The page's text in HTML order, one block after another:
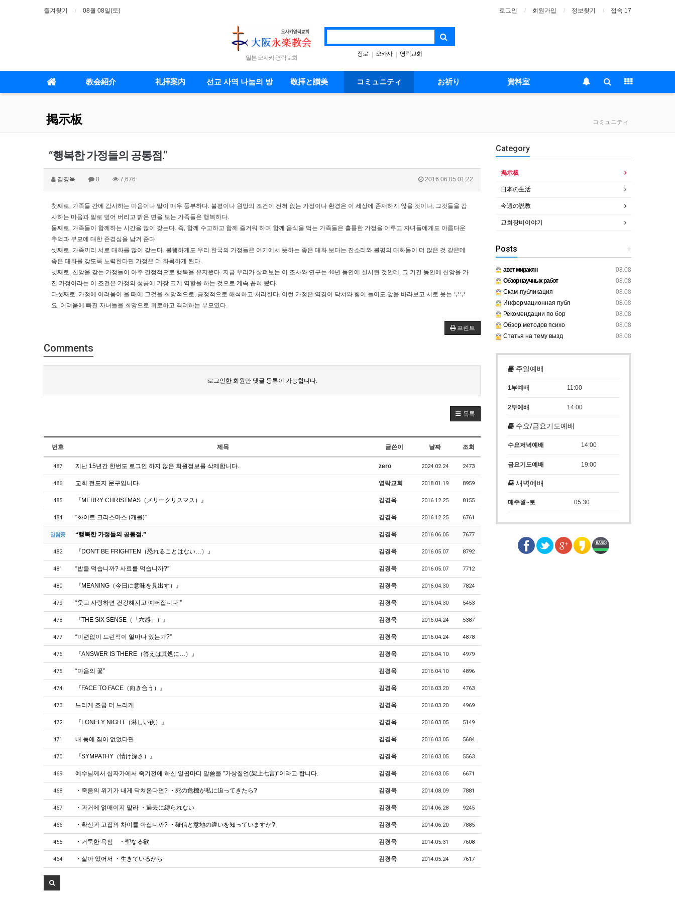
즐겨찾기 08월 08일(토) 로그인 회원가입 정보찾기 접속 17
일본 오사카 영락교회
장로 | 오카사 | 영락교회
教会紹介 礼拝案内 선교 사역 나눔의 방 敬拝と讃美 コミュニティ お祈り 資料室
掲示板 コミュニティ
“행복한 가정들의 공통점.”
김경욱 0 7,676 2016.06.05 01:22
첫째로, 가족들 간에 감사하는 마음이나 말이 매우 풍부하다. 불평이나 원망의 조건이 전혀 없는 가정이나 환경은 이 세상에 존재하지 않을 것이나, 그것들을 감
사하는 마음과 말로 덮어 버리고 밝은 면을 보는 가족들은 행복하다.
둘째로, 가족들이 함께하는 시간을 많이 갖는다. 즉, 함께 수고하고 함께 즐거워 하며 함께 음식을 먹는 가족들은 훌륭한 가정을 이루고 자녀들에게도 아름다운
추억과 부모에 대한 존경심을 남겨 준다
셋째로, 가족끼리 서로 대화를 많이 갖는다. 불행하게도 우리 한국의 가정들은 여기에서 뜻하는 좋은 대화 보다는 잔소리와 불평의 대화들이 더 많은 것 같은데
좋은 대화를 갖도록 노력한다면 가정은 더 화목하게 된다.
넷째로, 신앙을 갖는 가정들이 아주 결정적으로 행복을 유지했다. 지금 우리가 살펴보는 이 조사와 연구는 40년 동안에 실시된 것인데 , 그 기간 동안에 신앙을 가
진 가정이라는 이 조건은 가정의 성공에 가장 크게 역할을 하는 것으로 계속 꼽혀 왔다.
다섯째로, 가정에 어려움이 올 때에 그것을 희망적으로, 긍정적으로 해석하고 처리한다. 이런 가정은 역경이 닥쳐와 힘이 들어도 앞을 바라보고 서로 웃는 부부
요, 어려움에 빠진 자녀들을 희망으로 위로하고 격려하는 부모였다.
프린트
Comments
로그인한 회원만 댓글 등록이 가능합니다.
목록
번호 제목 글쓴이 날짜 조회
487 지난 15년간 한번도 로그인 하지 않은 회원정보를 삭제합니다. zero 2024.02.24 2473
486 교회 전도지 문구입니다. 영락교회 2018.01.19 8959
485 『MERRY CHRISTMAS（メリークリスマス）』 김경욱 2016.12.25 8155
484 “화이트 크리스마스 (캐롤)” 김경욱 2016.12.25 6761
열람중 “행복한 가정들의 공통점.” 김경욱 2016.06.05 7677
482 『DON'T BE FRIGHTEN（恐れることはない…）』 김경욱 2016.05.07 8792
481 “밥을 먹습니까? 사료를 먹습니까?” 김경욱 2016.05.07 7712
480 『MEANING（今日に意味を見出す）』 김경욱 2016.04.30 7824
479 “웃고 사랑하면 건강해지고 예뻐집니다 ” 김경욱 2016.04.30 5453
478 『THE SIX SENSE（「六感」）』 김경욱 2016.04.24 5387
477 “미련없이 드린적이 얼마나 있는가?” 김경욱 2016.04.24 4878
476 『ANSWER IS THERE（答えは其処に…）』 김경욱 2016.04.10 4979
475 “마음의 꽃” 김경욱 2016.04.10 4896
474 『FACE TO FACE（向き合う）』 김경욱 2016.03.20 4763
473 느리게 조금 더 느리게 김경욱 2016.03.20 4969
472 『LONELY NIGHT（淋しい夜）』 김경욱 2016.03.05 5149
471 내 등에 짐이 없었다면 김경욱 2016.03.05 5684
470 『SYMPATHY（情け深さ）』 김경욱 2016.03.05 5563
469 예수님께서 십자가에서 죽기전에 하신 일곱마디 말씀을 "가상칠언(架上七言)"이라고 합니다. 김경욱 2016.03.05 6671
468 ・죽음의 위기가 내게 닥쳐온다면? ・死の危機が私に迫ってきたら? 김경욱 2014.08.09 7881
467 ・과거에 얽매이지 말라 ・過去に縛られない 김경욱 2014.06.28 9245
466 ・확신과 고집의 차이를 아십니까? ・確信と意地の違いを知っていますか? 김경욱 2014.06.20 7885
465 ・거룩한 욕심 ・聖なる欲 김경욱 2014.05.31 7608
464 ・살아 있어서 ・生きているから 김경욱 2014.05.24 7617
Category
掲示板
日本の生活
今週の説教
교회장비이야기
+
Posts
08.08
авет миракян
08.08
Обзор научных работ
08.08
Скам-публикация
08.08
Информационная публ
08.08
Рекомендации по бор
08.08
Обзор методов психо
08.08
Статья на тему вызд
주일예배
1부예배 11:00
2부예배 14:00
수요/금요기도예배
수요저녁예배 14:00
금요기도예배 19:00
새벽예배
매주월~토 05:30